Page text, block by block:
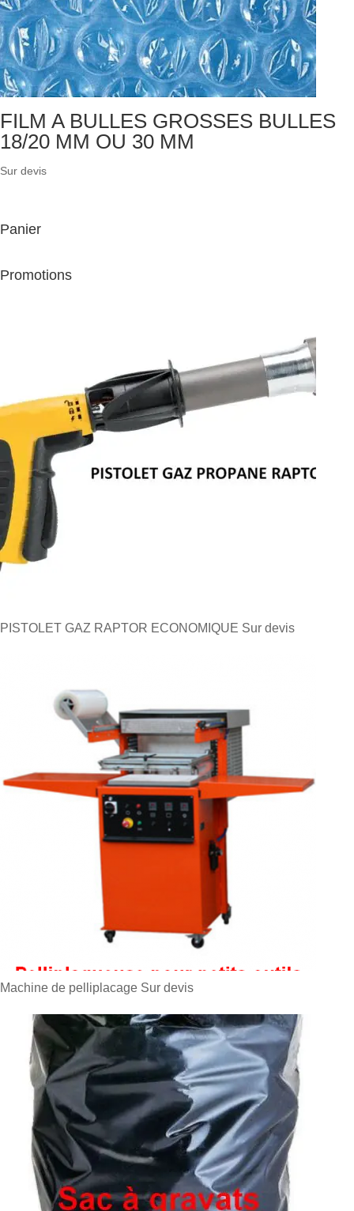
FILM A BULLES GROSSES BULLES
18/20 MM OU 30 MM
Sur devis
Panier
Promotions
PISTOLET GAZ RAPTOR ECONOMIQUE Sur devis
Machine de pelliplacage Sur devis